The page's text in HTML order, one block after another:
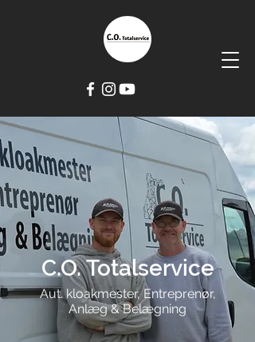
C.O. Totalservice
Aut. kloakmester, Entreprenør,
Anlæg & Belægning